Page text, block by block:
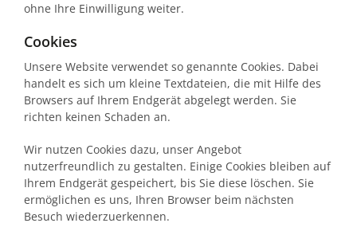
ohne Ihre Einwilligung weiter.
Cookies
Unsere Website verwendet so genannte Cookies. Dabei
handelt es sich um kleine Textdateien, die mit Hilfe des
Browsers auf Ihrem Endgerät abgelegt werden. Sie
richten keinen Schaden an.
Wir nutzen Cookies dazu, unser Angebot
nutzerfreundlich zu gestalten. Einige Cookies bleiben auf
Ihrem Endgerät gespeichert, bis Sie diese löschen. Sie
ermöglichen es uns, Ihren Browser beim nächsten
Besuch wiederzuerkennen.